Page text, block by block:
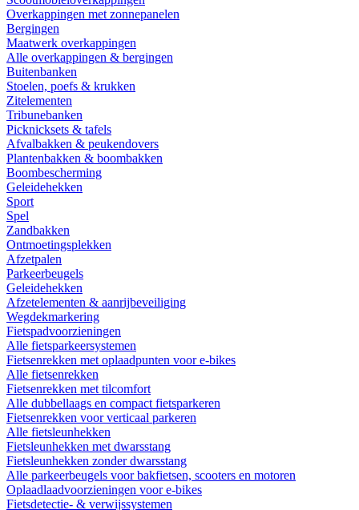
Overkappingen met zonnepanelen
Bergingen
Maatwerk overkappingen
Alle overkappingen & bergingen
Buitenbanken
Stoelen, poefs & krukken
Zitelementen
Tribunebanken
Picknicksets & tafels
Afvalbakken & peukendovers
Plantenbakken & boombakken
Boombescherming
Geleidehekken
Sport
Spel
Zandbakken
Ontmoetingsplekken
Afzetpalen
Parkeerbeugels
Geleidehekken
Afzetelementen & aanrijbeveiliging
Wegdekmarkering
Fietspadvoorzieningen
Alle fietsparkeersystemen
Fietsenrekken met oplaadpunten voor e-bikes
Alle fietsenrekken
Fietsenrekken met tilcomfort
Alle dubbellaags en compact fietsparkeren
Fietsenrekken voor verticaal parkeren
Alle fietsleunhekken
Fietsleunhekken met dwarsstang
Fietsleunhekken zonder dwarsstang
Alle parkeerbeugels voor bakfietsen, scooters en motoren
Oplaadlaadvoorzieningen voor e-bikes
Fietsdetectie- & verwijssystemen